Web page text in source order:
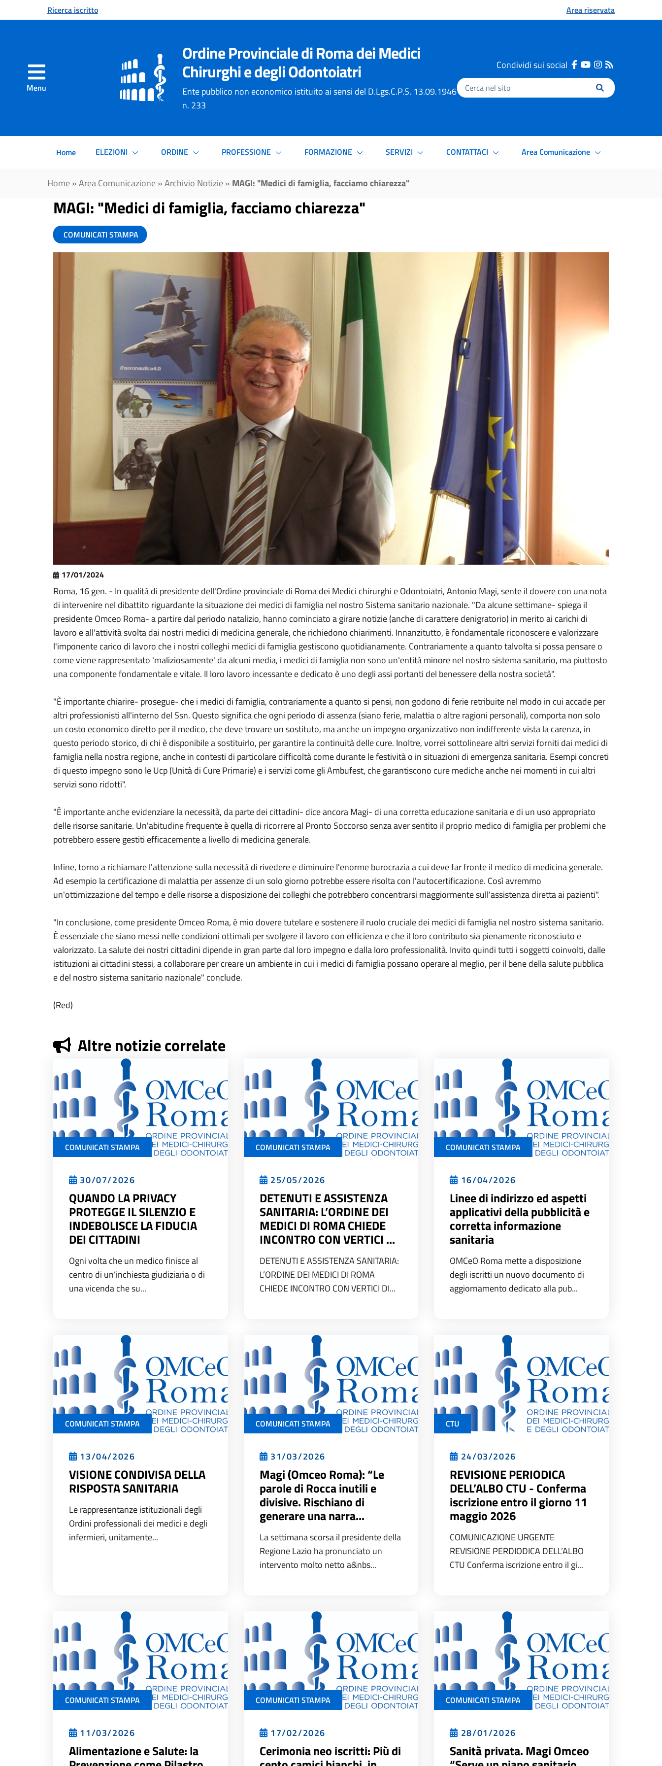
al contenuto principale
Ricerca iscritto Area riservata
Menu
Ordine Provinciale di Roma dei Medici
Chirurghi e degli Odontoiatri
Ente pubblico non economico istituito ai sensi del D.Lgs.C.P.S. 13.09.1946
n. 233
Condividi sui social
Inserisci
il
Home
ELEZIONI ORDINE PROFESSIONE FORMAZIONE SERVIZI CONTATTACI Area Comunicazione
Home»Area Comunicazione»Archivio Notizie» MAGI: "Medici di famiglia, facciamo chiarezza"
MAGI: "Medici di famiglia, facciamo chiarezza"
COMUNICATI STAMPA
17/01/2024
Roma, 16 gen. - In qualità di presidente dell'Ordine provinciale di Roma dei Medici chirurghi e Odontoiatri, Antonio Magi, sente il dovere con una nota
di intervenire nel dibattito riguardante la situazione dei medici di famiglia nel nostro Sistema sanitario nazionale. "Da alcune settimane- spiega il
presidente Omceo Roma- a partire dal periodo natalizio, hanno cominciato a girare notizie (anche di carattere denigratorio) in merito ai carichi di
lavoro e all'attività svolta dai nostri medici di medicina generale, che richiedono chiarimenti. Innanzitutto, è fondamentale riconoscere e valorizzare
l'imponente carico di lavoro che i nostri colleghi medici di famiglia gestiscono quotidianamente. Contrariamente a quanto talvolta si possa pensare o
come viene rappresentato 'maliziosamente' da alcuni media, i medici di famiglia non sono un'entità minore nel nostro sistema sanitario, ma piuttosto
una componente fondamentale e vitale. Il loro lavoro incessante e dedicato è uno degli assi portanti del benessere della nostra società".
"È importante chiarire- prosegue- che i medici di famiglia, contrariamente a quanto si pensi, non godono di ferie retribuite nel modo in cui accade per
altri professionisti all'interno del Ssn. Questo significa che ogni periodo di assenza (siano ferie, malattia o altre ragioni personali), comporta non solo
un costo economico diretto per il medico, che deve trovare un sostituto, ma anche un impegno organizzativo non indifferente vista la carenza, in
questo periodo storico, di chi è disponibile a sostituirlo, per garantire la continuità delle cure. Inoltre, vorrei sottolineare altri servizi forniti dai medici di
famiglia nella nostra regione, anche in contesti di particolare difficoltà come durante le festività o in situazioni di emergenza sanitaria. Esempi concreti
di questo impegno sono le Ucp (Unità di Cure Primarie) e i servizi come gli Ambufest, che garantiscono cure mediche anche nei momenti in cui altri
servizi sono ridotti".
"È importante anche evidenziare la necessità, da parte dei cittadini- dice ancora Magi- di una corretta educazione sanitaria e di un uso appropriato
delle risorse sanitarie. Un'abitudine frequente è quella di ricorrere al Pronto Soccorso senza aver sentito il proprio medico di famiglia per problemi che
potrebbero essere gestiti efficacemente a livello di medicina generale.
Infine, torno a richiamare l'attenzione sulla necessità di rivedere e diminuire l'enorme burocrazia a cui deve far fronte il medico di medicina generale.
Ad esempio la certificazione di malattia per assenze di un solo giorno potrebbe essere risolta con l'autocertificazione. Così avremmo
un'ottimizzazione del tempo e delle risorse a disposizione dei colleghi che potrebbero concentrarsi maggiormente sull'assistenza diretta ai pazienti".
"In conclusione, come presidente Omceo Roma, è mio dovere tutelare e sostenere il ruolo cruciale dei medici di famiglia nel nostro sistema sanitario.
È essenziale che siano messi nelle condizioni ottimali per svolgere il lavoro con efficienza e che il loro contributo sia pienamente riconosciuto e
valorizzato. La salute dei nostri cittadini dipende in gran parte dal loro impegno e dalla loro professionalità. Invito quindi tutti i soggetti coinvolti, dalle
istituzioni ai cittadini stessi, a collaborare per creare un ambiente in cui i medici di famiglia possano operare al meglio, per il bene della salute pubblica
e del nostro sistema sanitario nazionale" conclude.
(Red)
Altre notizie correlate
COMUNICATI STAMPA
30/07/2026
QUANDO LA PRIVACY
PROTEGGE IL SILENZIO E
INDEBOLISCE LA FIDUCIA
DEI CITTADINI
Ogni volta che un medico finisce al
centro di un’inchiesta giudiziaria o di
una vicenda che su...
COMUNICATI STAMPA
25/05/2026
DETENUTI E ASSISTENZA
SANITARIA: L’ORDINE DEI
MEDICI DI ROMA CHIEDE
INCONTRO CON VERTICI ...
DETENUTI E ASSISTENZA SANITARIA:
L’ORDINE DEI MEDICI DI ROMA
CHIEDE INCONTRO CON VERTICI DI...
COMUNICATI STAMPA
16/04/2026
Linee di indirizzo ed aspetti
applicativi della pubblicità e
corretta informazione
sanitaria
OMCeO Roma mette a disposizione
degli iscritti un nuovo documento di
aggiornamento dedicato alla pub...
COMUNICATI STAMPA
13/04/2026
VISIONE CONDIVISA DELLA
RISPOSTA SANITARIA
Le rappresentanze istituzionali degli
Ordini professionali dei medici e degli
infermieri, unitamente...
COMUNICATI STAMPA
31/03/2026
Magi (Omceo Roma): “Le
parole di Rocca inutili e
divisive. Rischiano di
generare una narra...
La settimana scorsa il presidente della
Regione Lazio ha pronunciato un
intervento molto netto a&nbs...
CTU
24/03/2026
REVISIONE PERIODICA
DELL’ALBO CTU - Conferma
iscrizione entro il giorno 11
maggio 2026
COMUNICAZIONE URGENTE
REVISIONE PERDIODICA DELL’ALBO
CTU Conferma iscrizione entro il gi...
COMUNICATI STAMPA
11/03/2026
Alimentazione e Salute: la
COMUNICATI STAMPA
17/02/2026
Cerimonia neo iscritti: Più di
COMUNICATI STAMPA
28/01/2026
Sanità privata. Magi Omceo